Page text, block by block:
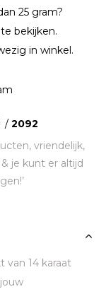
25 gram?
bekijken.
in winkel.
/ 2092
vriendelijk,
je kunt er altijd
van 14 karaat